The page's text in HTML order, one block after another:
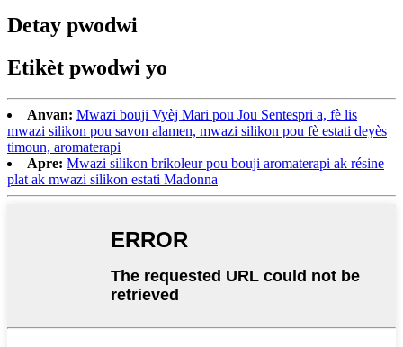
Detay pwodwi
Etikèt pwodwi yo
Anvan: Mwazi bouji Vyèj Mari pou Jou Sentespri a, fè lis
mwazi silikon pou savon alamen, mwazi silikon pou fè estati deyès
timoun, aromaterapi
Apre: Mwazi silikon brikoleur pou bouji aromaterapi ak résine
plat ak mwazi silikon estati Madonna